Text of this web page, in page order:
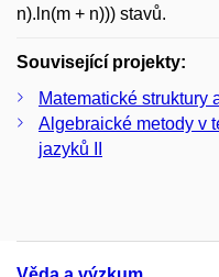
n).ln(m + n))) stavů.
Související projekty:
Matematické struktury
Algebraické metody v
jazyků II